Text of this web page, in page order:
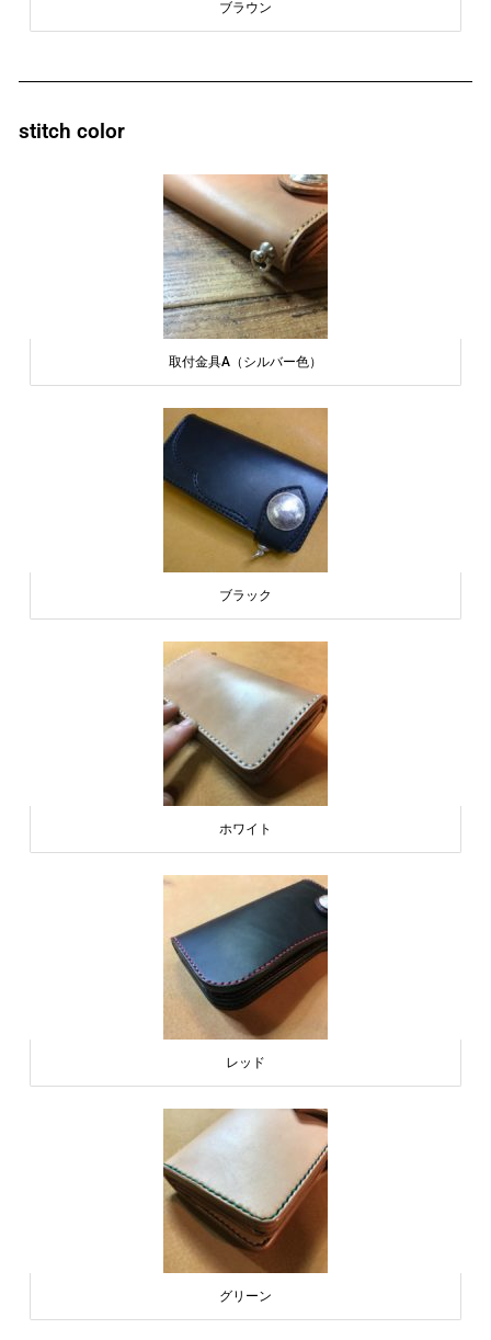
ブラウン
stitch color
取付金具A（シルバー色）
ブラック
ホワイト
レッド
グリーン